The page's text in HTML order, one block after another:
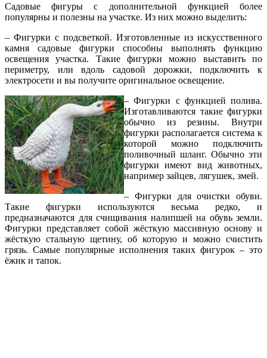
Садовые фигуры с дополнительной функцией более
популярны и полезны на участке. Из них можно выделить:
– Фигурки с подсветкой. Изготовленные из искусственного
камня садовые фигурки способны выполнять функцию
освещения участка. Такие фигурки можно выставить по
периметру, или вдоль садовой дорожки, подключить к
электросети и вы получите оригинальное освещение.
– Фигурки с функцией полива.
Изготавливаются такие фигурки
обычно из резины. Внутри
фигурки располагается система к
которой можно подключить
поливочный шланг. Обычно эти
фигурки имеют вид животных,
например зайцев, лягушек, змей.
– Фигурки для очистки обуви.
Такие фигурки используются весьма редко, и
предназначаются для счищивания налипшей на обувь земли.
Фигурки представляет собой жёсткую массивную основу и
жёсткую стальную щетину, об которую и можно счистить
грязь. Самые популярные исполнения таких фигурок – это
ёжик и тапок.